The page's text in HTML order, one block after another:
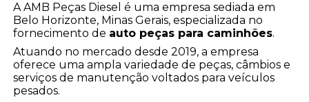
A AMB Peças Diesel é uma empresa sediada em
Belo Horizonte, Minas Gerais, especializada no
fornecimento de auto peças para caminhões.
Atuando no mercado desde 2019, a empresa
oferece uma ampla variedade de peças, câmbios e
serviços de manutenção voltados para veículos
pesados.